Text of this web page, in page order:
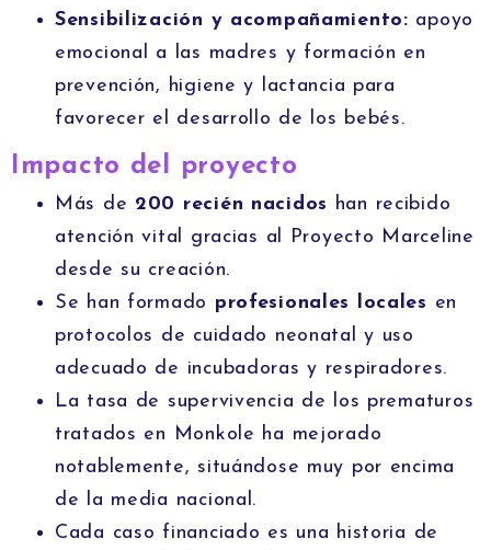
Sensibilización y acompañamiento: apoyo
emocional a las madres y formación en
prevención, higiene y lactancia para
favorecer el desarrollo de los bebés.
Impacto del proyecto
Más de 200 recién nacidos han recibido
atención vital gracias al Proyecto Marceline
desde su creación.
Se han formado profesionales locales en
protocolos de cuidado neonatal y uso
adecuado de incubadoras y respiradores.
La tasa de supervivencia de los prematuros
tratados en Monkole ha mejorado
notablemente, situándose muy por encima
de la media nacional.
Cada caso financiado es una historia de